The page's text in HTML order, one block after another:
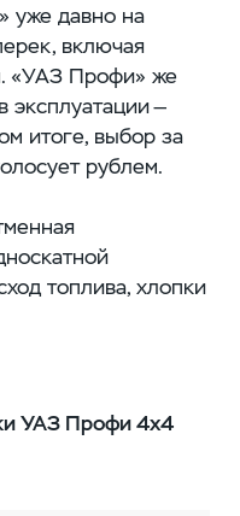
уже давно на
включая
«УАЗ Профи» же
эксплуатации —
итоге, выбор за
рублем.
топлива, хлопки
УАЗ Профи 4x4